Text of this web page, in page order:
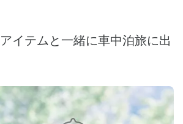
イテムと一緒に車中泊旅に出